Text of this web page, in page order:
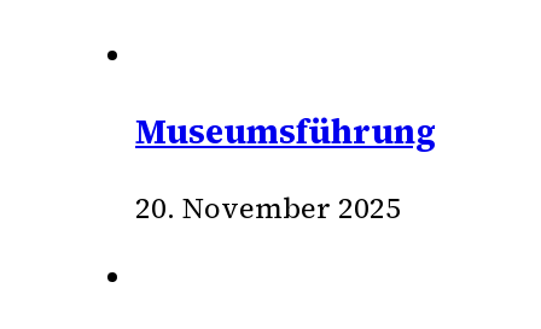
Museumsführung
20. November 2025